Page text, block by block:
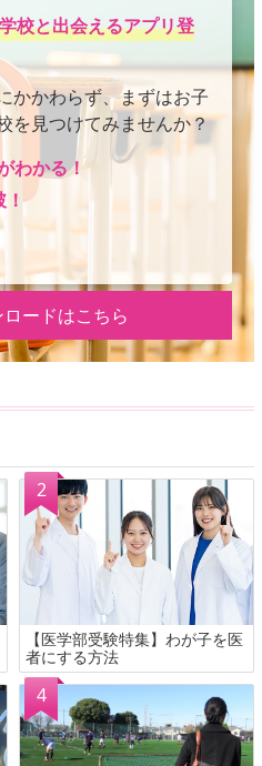
校と出会えるアプリ登
かかわらず、まずはお子
を見つけてみませんか？
わかる！
！
ードはこちら
【医学部受験特集】わが子を医
者にする方法